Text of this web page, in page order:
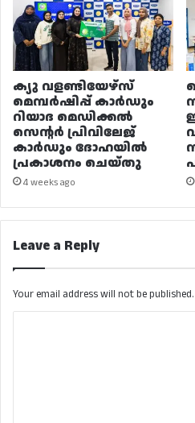
ക്യു വളണ്ടിയേഴ്‌സ്
മെമ്പർഷിപ്പ് കാർഡും
റിയാദ മെഡിക്കൽ
സെന്റർ പ്രിവിലേജ്
കാർഡും ദോഹയിൽ
പ്രകാശനം ചെയ്തു
4 weeks ago
Leave a Reply
Your email address will not be published.